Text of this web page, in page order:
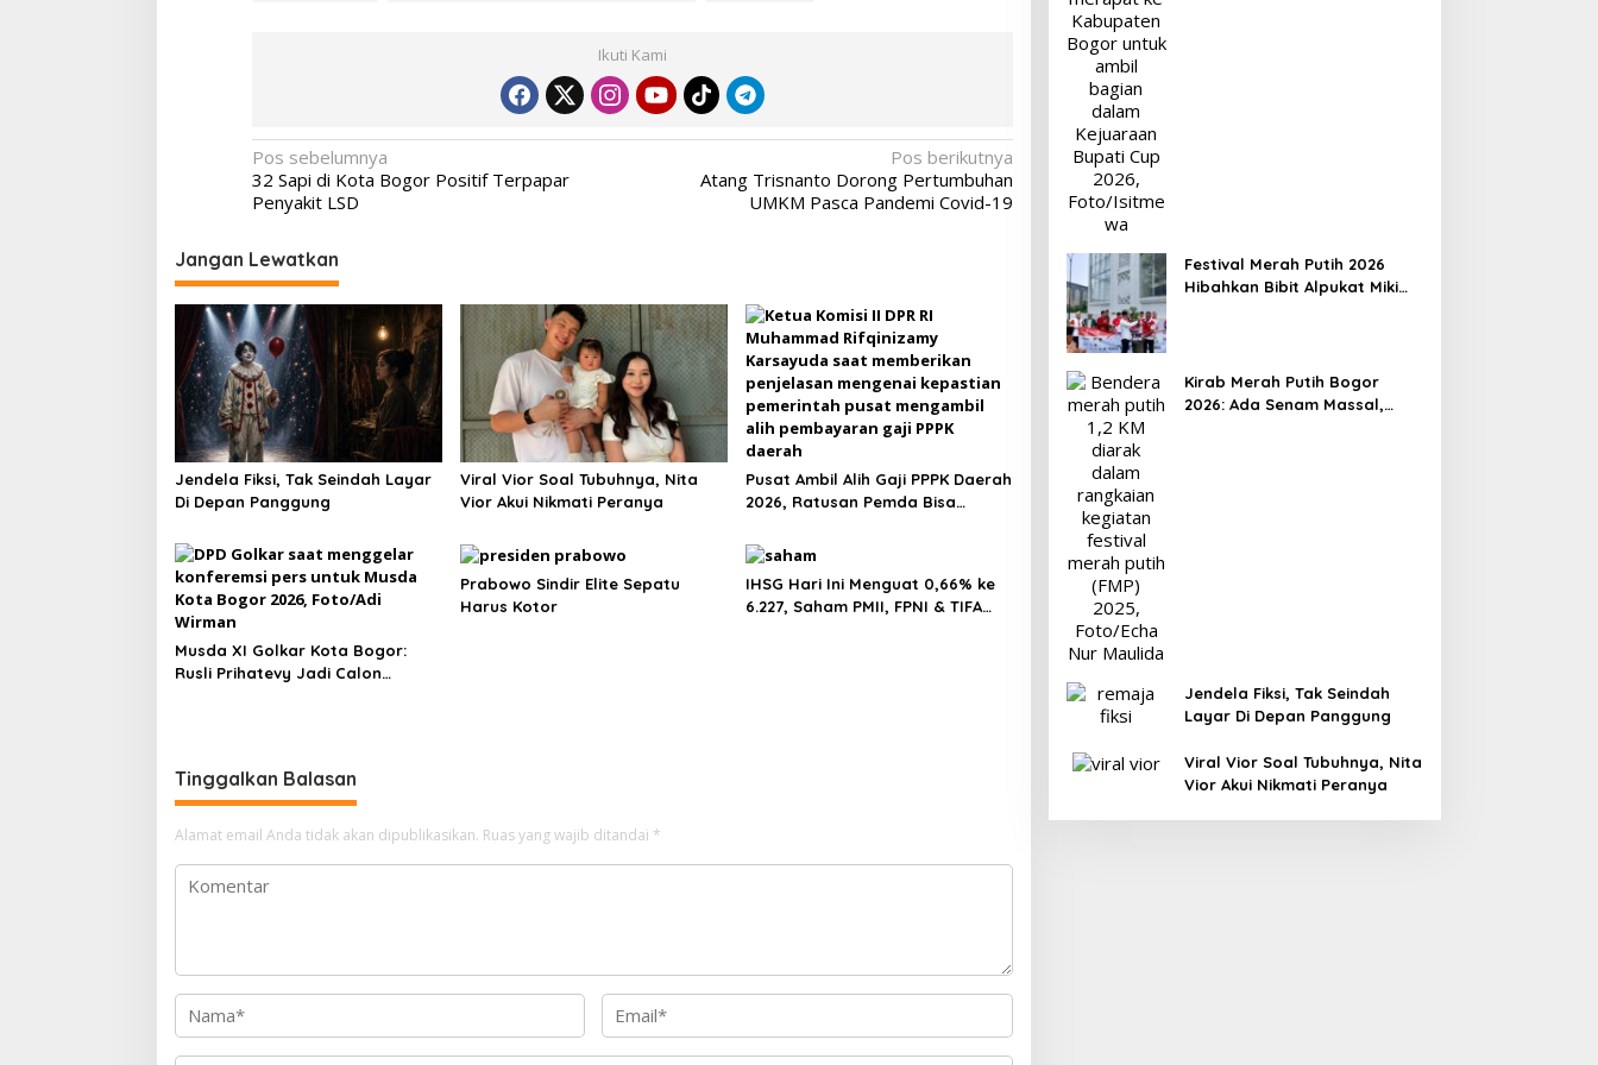
Ikuti Kami
Navigasi
pos
Pos sebelumnya
32 Sapi di Kota Bogor Positif Terpapar
Penyakit LSD
Pos berikutnya
Atang Trisnanto Dorong Pertumbuhan
UMKM Pasca Pandemi Covid-19
Jangan Lewatkan
Jendela Fiksi, Tak Seindah Layar
Di Depan Panggung
Viral Vior Soal Tubuhnya, Nita
Vior Akui Nikmati Peranya
Pusat Ambil Alih Gaji PPPK Daerah
2026, Ratusan Pemda Bisa
Musda XI Golkar Kota Bogor:
Rusli Prihatevy Jadi Calon
Prabowo Sindir Elite Sepatu
Harus Kotor
IHSG Hari Ini Menguat 0,66% ke
6.227, Saham PMII, FPNI & TIFA
Tinggalkan Balasan
Alamat email Anda tidak akan dipublikasikan. Ruas yang wajib ditandai *
Festival Merah Putih 2026
Hibahkan Bibit Alpukat Miki
Kirab Merah Putih Bogor
2026: Ada Senam Massal,
Jendela Fiksi, Tak Seindah
Layar Di Depan Panggung
Viral Vior Soal Tubuhnya, Nita
Vior Akui Nikmati Peranya